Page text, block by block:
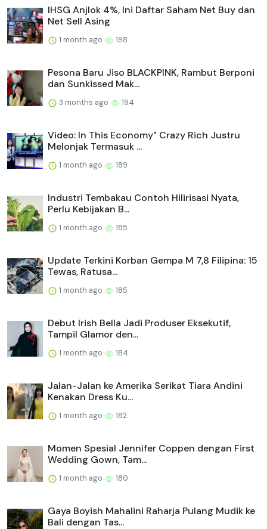
IHSG Anjlok 4%, Ini Daftar Saham Net Buy dan
Net Sell Asing
1 month ago 198
Pesona Baru Jiso BLACKPINK, Rambut Berponi
dan Sunkissed Mak...
3 months ago 194
Video: In This Economy" Crazy Rich Justru
Melonjak Termasuk ...
1 month ago 189
Industri Tembakau Contoh Hilirisasi Nyata,
Perlu Kebijakan B...
1 month ago 185
Update Terkini Korban Gempa M 7,8 Filipina: 15
Tewas, Ratusa...
1 month ago 185
Debut Irish Bella Jadi Produser Eksekutif,
Tampil Glamor den...
1 month ago 184
Jalan-Jalan ke Amerika Serikat Tiara Andini
Kenakan Dress Ku...
1 month ago 182
Momen Spesial Jennifer Coppen dengan First
Wedding Gown, Tam...
1 month ago 180
Gaya Boyish Mahalini Raharja Pulang Mudik ke
Bali dengan Tas...